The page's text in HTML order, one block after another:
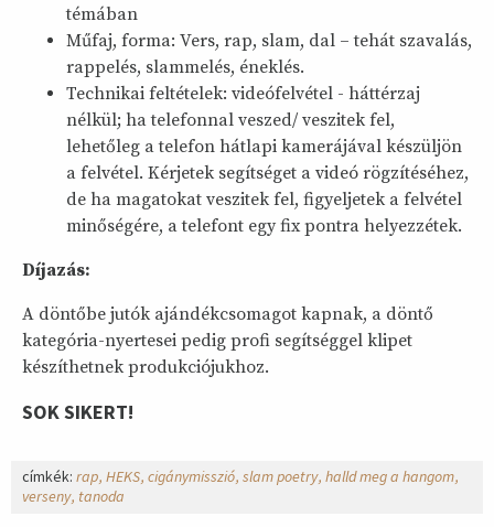
témában
Műfaj, forma: Vers, rap, slam, dal – tehát szavalás,
rappelés, slammelés, éneklés.
Technikai feltételek: videófelvétel - háttérzaj
nélkül; ha telefonnal veszed/ veszitek fel,
lehetőleg a telefon hátlapi kamerájával készüljön
a felvétel. Kérjetek segítséget a videó rögzítéséhez,
de ha magatokat veszitek fel, figyeljetek a felvétel
minőségére, a telefont egy fix pontra helyezzétek.
Díjazás:
A döntőbe jutók ajándékcsomagot kapnak, a döntő
kategória-nyertesei pedig profi segítséggel klipet
készíthetnek produkciójukhoz.
SOK SIKERT!
címkék: rap HEKS cigánymisszió slam poetry halld meg a hangom
verseny tanoda